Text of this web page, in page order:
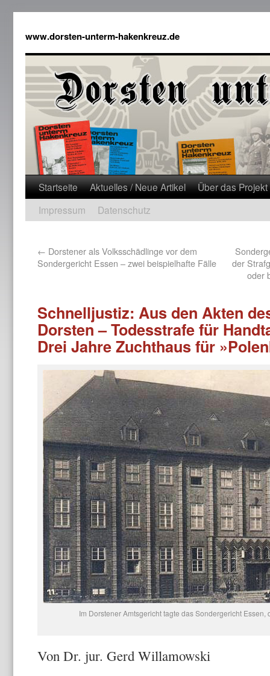
www.dorsten-unterm-hakenkreuz.de
Startseite Aktuelles / Neue Artikel
Über das Projekt
Impressum
Datenschutz
← Dorstener als Volksschädlinge vor dem
Sondergericht Essen – zwei beispielhafte Fälle
der
oder
Schnelljustiz: Aus den Akten
Dorsten – Todesstrafe für
Drei Jahre Zuchthaus für
Im Dorstener Amtsgericht tagte das Sondergericht
Von Dr. jur. Gerd Willamowski